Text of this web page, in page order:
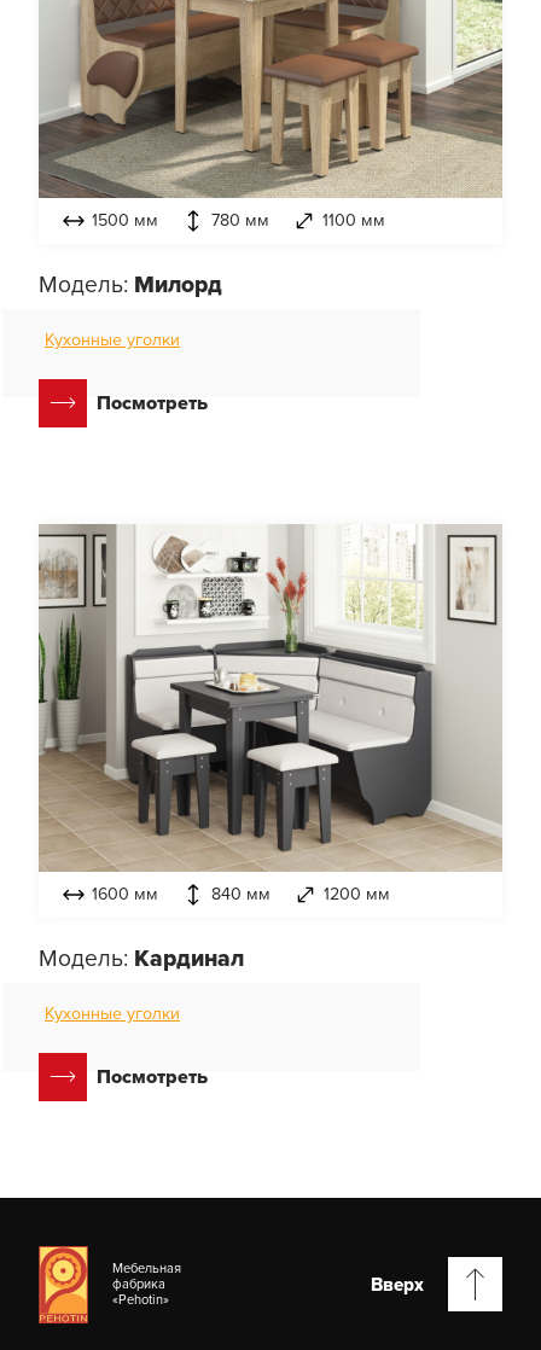
1500 мм 780 мм 1100 мм
Модель: Милорд
Кухонные уголки
Посмотреть
1600 мм 840 мм 1200 мм
Модель: Кардинал
Кухонные уголки
Посмотреть
Мебельная
фабрика
«Pehotin»
Вверх